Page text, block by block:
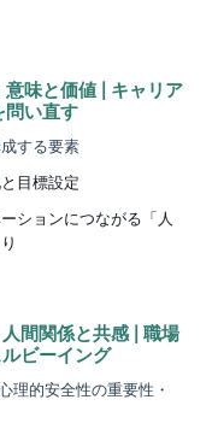
意味と価値 | キャリア
問い直す
する要素
目標設定
ションにつながる「人
間関係と共感 | 職場
ビーイング
理的安全性の重要性・